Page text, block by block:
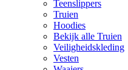
Teenslippers
Truien
Hoodies
Bekijk alle Truien
Veiligheidskleding
Vesten